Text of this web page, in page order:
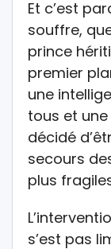
Et c’est
souffre,
prince
premier
une
tous et
décidé
secours
plus
s’est pas